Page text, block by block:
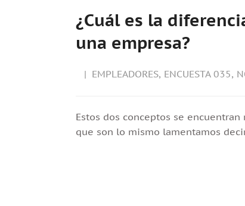
¿Cuál es la
una empresa?
EMPLEADORES, ENCUESTA 035,
Estos dos conceptos se
que son lo mismo lamentamos